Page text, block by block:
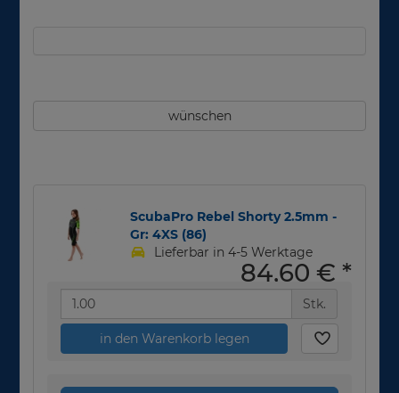
wünschen
ScubaPro Rebel Shorty 2.5mm -
Gr: 4XS (86)
Lieferbar in 4-5 Werktage
84,60 € *
Stk.
in den Warenkorb legen